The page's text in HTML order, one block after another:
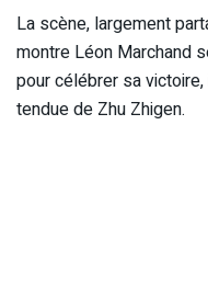
La scène, largement
montre Léon Marchand
pour célébrer sa
tendue de Zhu Zhigen.